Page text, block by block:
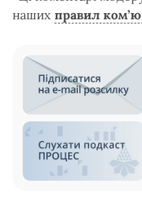
наших правил